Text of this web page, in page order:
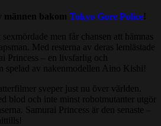
männen bakom Tokyo Gore Police!
men får chansen att hämnas
Med resterna av deras lemlästade
Princess – en livsfarlig och
spelad av nakenmodellen Aino Kishi!
sveper just nu över världen.
blod och inte minst robotmutanter utgör
Samurai Princess är den senaste –